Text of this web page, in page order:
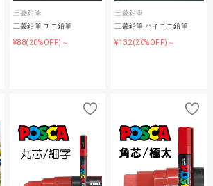
三菱鉛筆
三菱鉛筆 ユニ鉛筆
¥88(20%OFF)～
三菱鉛筆
三菱鉛筆 ハイユニ鉛筆
¥132(20%OFF)～